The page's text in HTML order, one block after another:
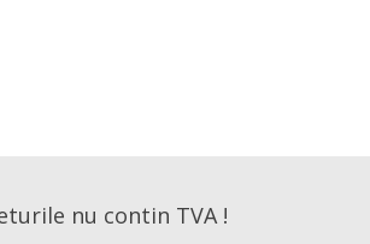
nu contin TVA !